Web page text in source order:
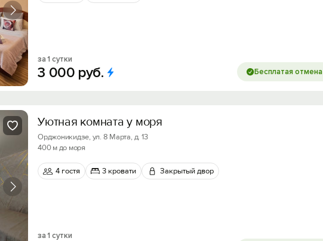
за 1 сутки
3 000 руб. Бесплатая отмена
Уютная комната у моря
Орджоникидзе, ул. 8 Марта, д. 13
400 м до моря
4 гостя 3 кровати Закрытый двор
за 1 сутки